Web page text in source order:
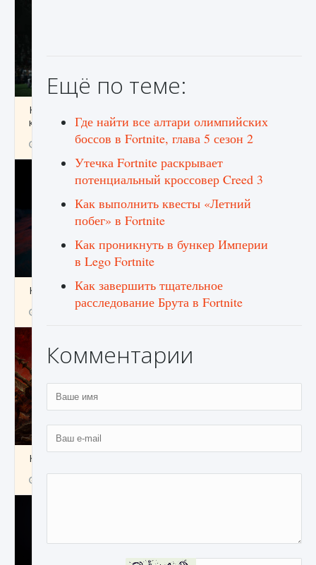
Как исправить ошибку EA FC 25 beta,
которая не работает
9 августа 2024 1 370 0 0
Как создавать предметы в Creatures of Ava
9 августа 2024 1 266
Как найти Гробницу Изгоев в Diablo 4
Ещё по теме:
Где найти все алтари олимпийских
боссов в Fortnite, глава 5 сезон 2
Утечка Fortnite раскрывает
потенциальный кроссовер Creed 3
Как выполнить квесты «Летний
побег» в Fortnite
Как проникнуть в бункер Империи
в Lego Fortnite
Как завершить тщательное
расследование Брута в Fortnite
Комментарии